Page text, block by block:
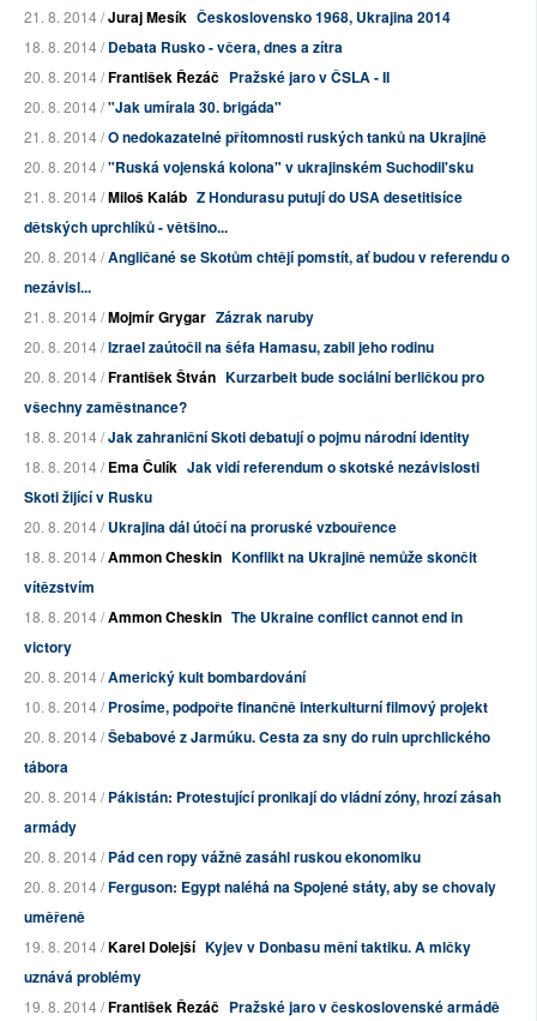
21. 8. 2014 /Juraj Mesík Československo 1968, Ukrajina 2014
18. 8. 2014 /Debata Rusko - včera, dnes a zítra
20. 8. 2014 /František Řezáč Pražské jaro v ČSLA - II
20. 8. 2014 /"Jak umírala 30. brigáda"
21. 8. 2014 /O nedokazatelné přítomnosti ruských tanků na Ukrajině
20. 8. 2014 /"Ruská vojenská kolona" v ukrajinském Suchodil'sku
21. 8. 2014 /Miloš Kaláb Z Hondurasu putují do USA desetitisíce
dětských uprchlíků - většino...
20. 8. 2014 /Angličané se Skotům chtějí pomstít, ať budou v referendu o
nezávisl...
21. 8. 2014 /Mojmír Grygar Zázrak naruby
20. 8. 2014 /Izrael zaútočil na šéfa Hamasu, zabil jeho rodinu
20. 8. 2014 /František Štván Kurzarbeit bude sociální berličkou pro
všechny zaměstnance?
18. 8. 2014 /Jak zahraniční Skoti debatují o pojmu národní identity
18. 8. 2014 /Ema Čulík Jak vidí referendum o skotské nezávislosti
Skoti žijící v Rusku
20. 8. 2014 /Ukrajina dál útočí na proruské vzbouřence
18. 8. 2014 /Ammon Cheskin Konflikt na Ukrajině nemůže skončit
vítězstvím
18. 8. 2014 /Ammon Cheskin The Ukraine conflict cannot end in
victory
20. 8. 2014 /Americký kult bombardování
10. 8. 2014 /Prosíme, podpořte finančně interkulturní filmový projekt
20. 8. 2014 /Šebabové z Jarmúku. Cesta za sny do ruin uprchlického
tábora
20. 8. 2014 /Pákistán: Protestující pronikají do vládní zóny, hrozí zásah
armády
20. 8. 2014 /Pád cen ropy vážně zasáhl ruskou ekonomiku
20. 8. 2014 /Ferguson: Egypt naléhá na Spojené státy, aby se chovaly
uměřeně
19. 8. 2014 /Karel Dolejší Kyjev v Donbasu mění taktiku. A mlčky
uznává problémy
19. 8. 2014 /František Řezáč Pražské jaro v československé armádě